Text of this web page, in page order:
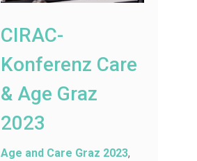
CIRAC-
Konferenz Care
& Age Graz
2023
Age and Care Graz 2023,